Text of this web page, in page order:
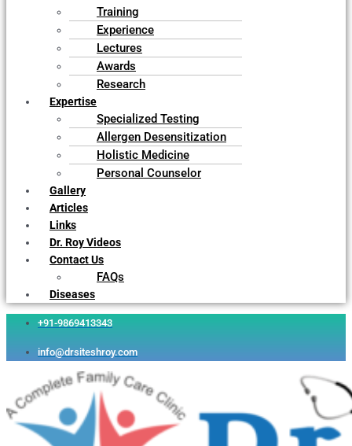
Training
Experience
Lectures
Awards
Research
Expertise
Specialized Testing
Allergen Desensitization
Holistic Medicine
Personal Counselor
Gallery
Articles
Links
Dr. Roy Videos
Contact Us
FAQs
Diseases
+91-9869413343
info@drsiteshroy.com